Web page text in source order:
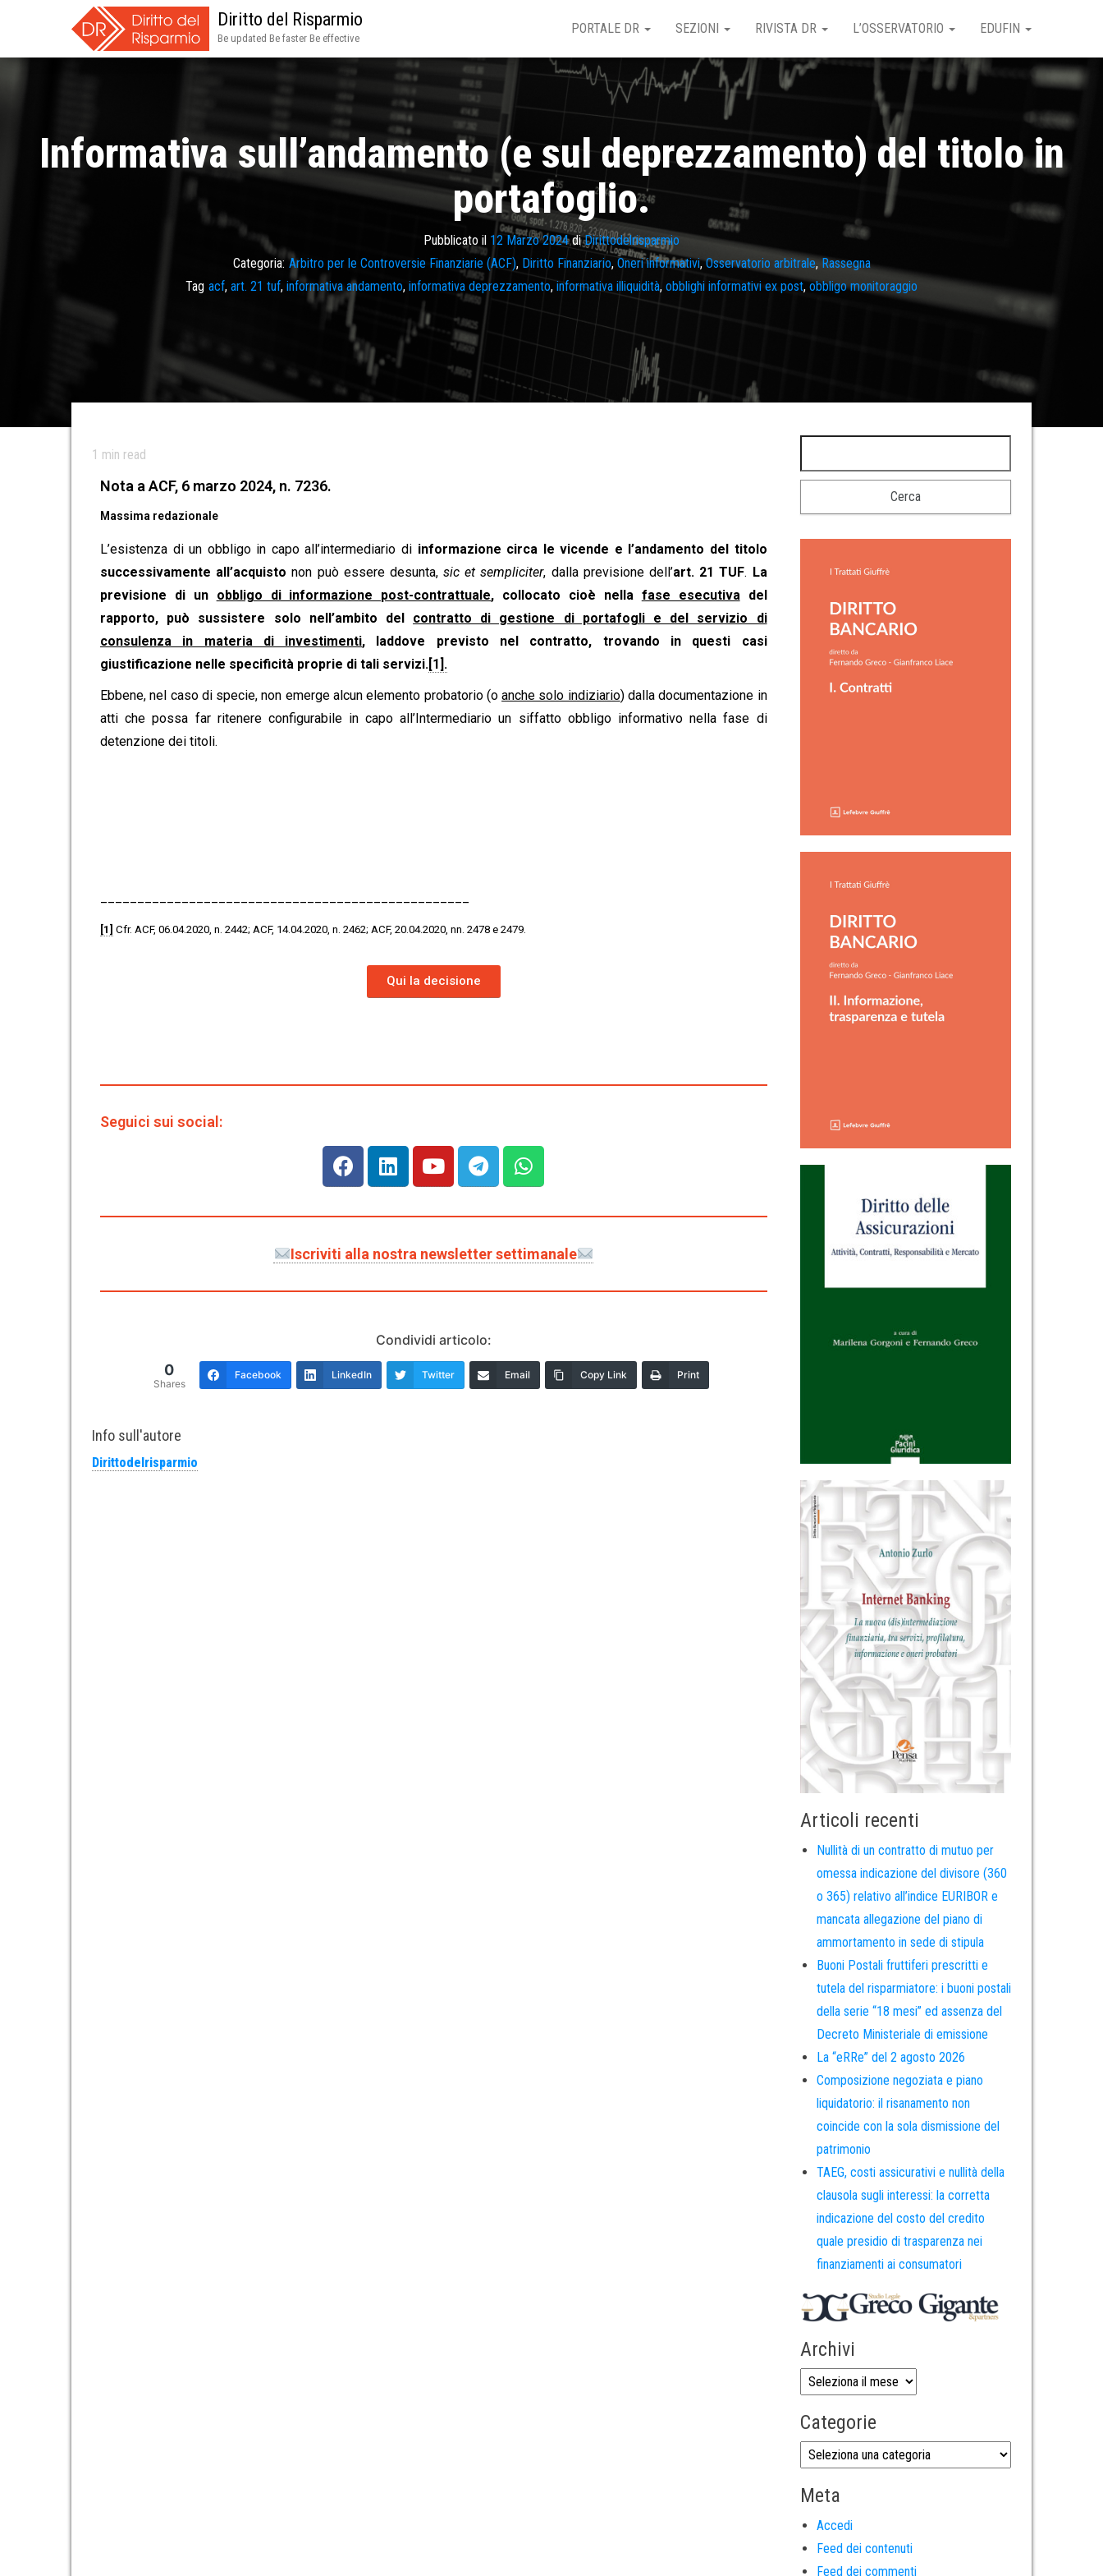
Diritto del Risparmio
Be updated Be faster Be effective
PORTALE DR SEZIONI RIVISTA DR L’OSSERVATORIO EDUFIN
Informativa sull’andamento (e sul deprezzamento) del titolo in
portafoglio.
Pubblicato il 12 Marzo 2024diDirittodelrisparmio
Categoria: Arbitro per le Controversie Finanziarie (ACF), Diritto Finanziario, Oneri informativi,Osservatorio arbitrale,Rassegna
Tag acf, art. 21 tuf, informativa andamento, informativa deprezzamento, informativa illiquidità, obblighi informativi ex post, obbligo monitoraggio
1 min read
Nota a ACF, 6 marzo 2024, n. 7236.
Massima redazionale
L’esistenza di un obbligo in capo all’intermediario di informazione circa le vicende e l’andamento del titolo
successivamente all’acquisto non può essere desunta,sic et sempliciter, dalla previsione dell’art. 21 TUF. La
previsione di un obbligo di informazione post-contrattuale, collocato cioè nella fase esecutivadel
rapporto, può sussistere solo nell’ambito del contratto di gestione di portafogli e del servizio di
consulenza in materia di investimenti, laddove previsto nel contratto, trovando in questi casi
giustificazione nelle specificità proprie di tali servizi.[1].
Ebbene, nel caso di specie, non emerge alcun elemento probatorio (oanche solo indiziario) dalla documentazione in
atti che possa far ritenere configurabile in capo all’Intermediario un siffatto obbligo informativo nella fase di
detenzione dei titoli.
[1] Cfr. ACF, 06.04.2020, n. 2442; ACF, 14.04.2020, n. 2462; ACF, 20.04.2020, nn. 2478 e 2479.
Qui la decisione
Seguici sui social:
Iscriviti alla nostra newsletter settimanale
Condividi articolo:
0
Shares
Facebook LinkedIn Twitter Email Copy Link Print
Info sull'autore
Dirittodelrisparmio
Articoli recenti
Nullità di un contratto di mutuo per
omessa indicazione del divisore (360
o 365) relativo all’indice EURIBOR e
mancata allegazione del piano di
ammortamento in sede di stipula
Buoni Postali fruttiferi prescritti e
tutela del risparmiatore: i buoni postali
della serie “18 mesi” ed assenza del
Decreto Ministeriale di emissione
La “eRRe” del 2 agosto 2026
Composizione negoziata e piano
liquidatorio: il risanamento non
coincide con la sola dismissione del
patrimonio
TAEG, costi assicurativi e nullità della
clausola sugli interessi: la corretta
indicazione del costo del credito
quale presidio di trasparenza nei
finanziamenti ai consumatori
Archivi
Categorie
Meta
Accedi
Feed dei contenuti
Feed dei commenti